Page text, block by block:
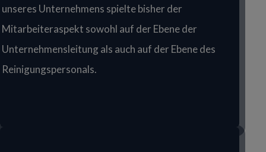
unseres Unternehmens spielte bisher der
Mitarbeiteraspekt sowohl auf der Ebene der
Unternehmensleitung als auch auf der Ebene des
Reinigungspersonals.